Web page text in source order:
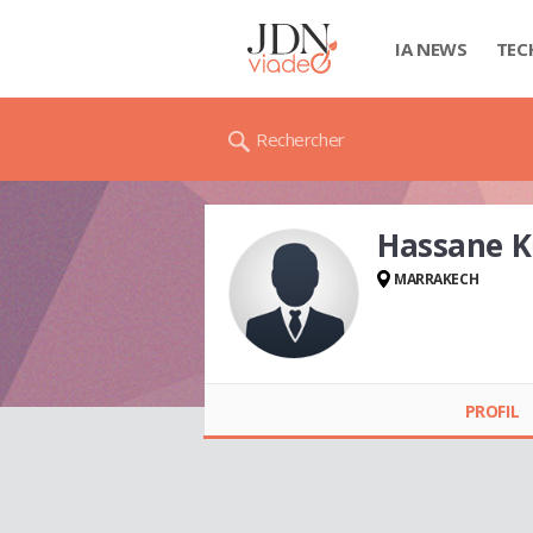
IA NEWS
Rechercher
Hassane
MARRAKECH
PROFIL